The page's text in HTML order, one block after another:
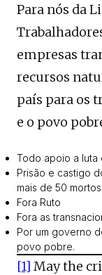
Para nós da
empresas
recursos
país para os
e o povo
Todo apoio a luta
Prisão e castigo
mais de 50 mortos
Fora Ruto
Fora as
Por um governo
povo pobre.
[1] May the